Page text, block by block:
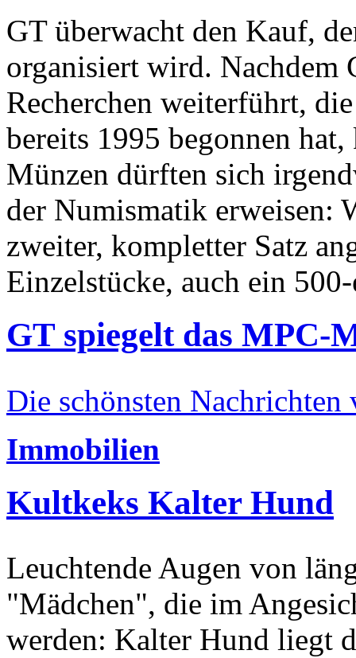
GT überwacht den Kauf,
organisiert wird. Nachdem
Recherchen weiterführt,
bereits 1995 begonnen
Münzen dürften sich
der Numismatik erweisen:
zweiter, kompletter Satz
Einzelstücke, auch ein
GT spiegelt das MPC-
Die schönsten Nachrichten
Immobilien
Kultkeks Kalter Hund
Leuchtende Augen von
"Mädchen", die im
werden: Kalter Hund liegt